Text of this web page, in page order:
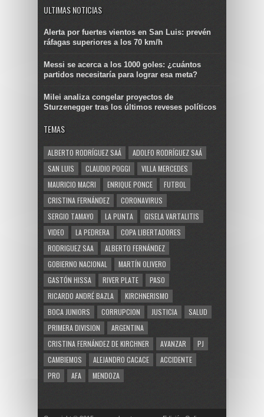
ULTIMAS NOTICIAS
Alerta por fuertes vientos en San Luis: prevén
ráfagas superiores a los 70 km/h
Messi se acerca a los 1000 goles: ¿cuántos
partidos necesitaría para lograr esa meta?
Milei analiza congelar proyectos de
Sturzenegger tras los últimos reveses políticos
TEMAS
ALBERTO RODRÍGUEZ SAÁ
ADOLFO RODRÍGUEZ SAÁ
SAN LUIS
CLAUDIO POGGI
VILLA MERCEDES
MAURICIO MACRI
ENRIQUE PONCE
FUTBOL
CRISTINA FERNÁNDEZ
CORONAVIRUS
SERGIO TAMAYO
LA PUNTA
GISELA VARTALITIS
VIDEO
LA PEDRERA
COPA LIBERTADORES
RODRIGUEZ SAA
ALBERTO FERNÁNDEZ
GOBIERNO NACIONAL
MARTÍN OLIVERO
GASTÓN HISSA
RIVER PLATE
PASO
RICARDO ANDRÉ BAZLA
KIRCHNERISMO
BOCA JUNIORS
CORRUPCION JUSTICIA
SALUD
PRIMERA DIVISION
ARGENTINA
CRISTINA FERNÁNDEZ DE KIRCHNER
AVANZAR
PJ
CAMBIEMOS
ALEJANDRO CACACE
ACCIDENTE
PRO
AFA MENDOZA